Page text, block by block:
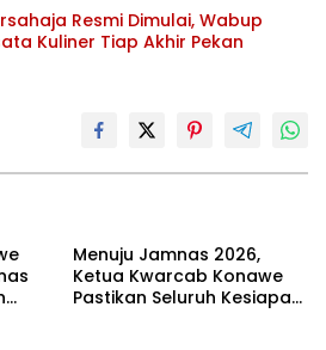
Resmi Dimulai, Wabup
Kuliner Tiap Akhir Pekan
Menuju Jamnas 2026,
Ketua Kwarcab Konawe
Pastikan Seluruh Kesiapan